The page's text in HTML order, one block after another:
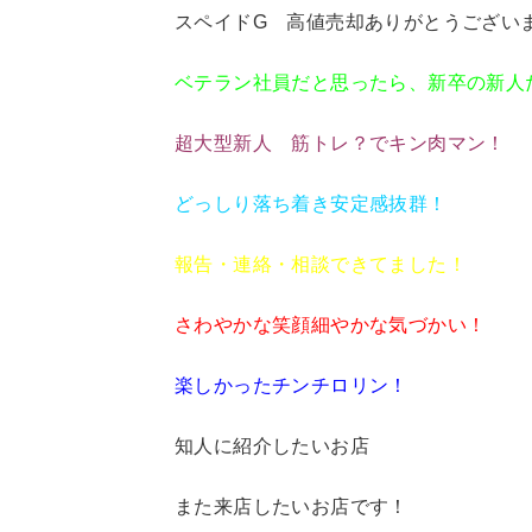
スペイドG 高値売却ありがとうござい
ベテラン社員だと思ったら、新卒の新人
超大型新人 筋トレ？でキン肉マン！
どっしり落ち着き安定感抜群！
報告・連絡・相談できてました！
さわやかな笑顔細やかな気づかい！
楽しかったチンチロリン！
知人に紹介したいお店
また来店したいお店です！